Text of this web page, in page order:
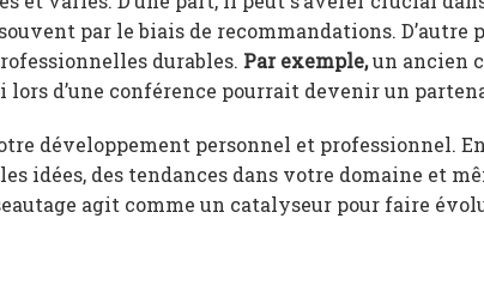
par le biais de recommandations. D’autre
durables. Par exemple,un ancien
lors d’une conférence pourrait devenir un
développement personnel et professionnel.
idées, des tendances dans votre domaine et
agit comme un catalyseur pour faire